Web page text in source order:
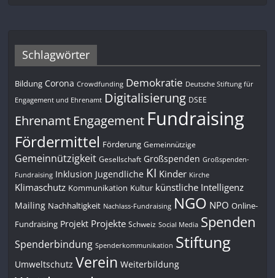
Schlagwörter
Bildung Corona Crowdfunding Demokratie Deutsche Stiftung für
Engagement und Ehrenamt Digitalisierung DSEE
Ehrenamt Engagement Fundraising
Fördermittel Förderung Gemeinnützige
Gemeinnützigkeit Gesellschaft Großspenden Großspenden-
Fundraising Inklusion Jugendliche KI Kinder Kirche
Klimaschutz Kommunikation Kultur künstliche Intelligenz
Mailing Nachhaltigkeit Nachlass-Fundraising NGO NPO Online-
Fundraising Projekt Projekte Schweiz Social Media Spenden
Spenderbindung Spenderkommunikation Stiftung
Umweltschutz Verein Weiterbildung